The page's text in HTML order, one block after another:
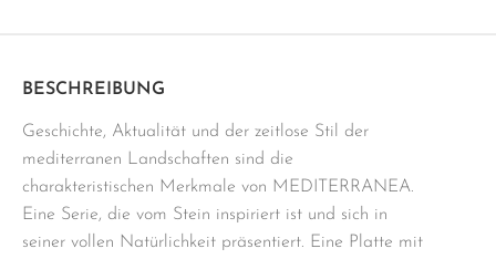
BESCHREIBUNG
Geschichte, Aktualität und der zeitlose Stil der
mediterranen Landschaften sind die
charakteristischen Merkmale von MEDITERRANEA.
Eine Serie, die vom Stein inspiriert ist und sich in
seiner vollen Natürlichkeit präsentiert. Eine Platte mit